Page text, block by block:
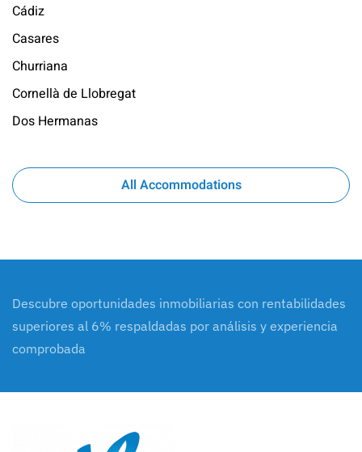
Cádiz
Casares
Churriana
Cornellà de Llobregat
Dos Hermanas
All Accommodations
Descubre oportunidades inmobiliarias con rentabilidades
superiores al 6% respaldadas por análisis y experiencia
comprobada